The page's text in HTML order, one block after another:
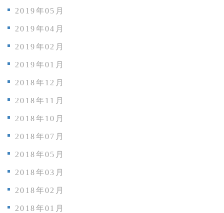
2019年05月
2019年04月
2019年02月
2019年01月
2018年12月
2018年11月
2018年10月
2018年07月
2018年05月
2018年03月
2018年02月
2018年01月